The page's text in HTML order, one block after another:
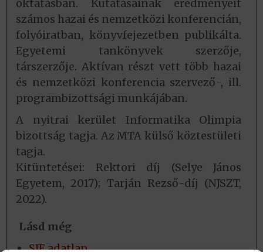
oktatásban. Kutatásainak eredményeit
számos hazai és nemzetközi konferencián,
folyóiratban, könyvfejezetben publikálta.
Egyetemi tankönyvek szerzője,
társzerzője. Aktívan részt vett több hazai
és nemzetközi konferencia szervező-, ill.
programbizottsági munkájában.
A nyitrai kerület Informatika Olimpia
bizottság tagja. Az MTA külső köztestületi
tagja.
Kitüntetései: Rektori díj (Selye János
Egyetem, 2017); Tarján Rezső-díj (NJSZT,
2022).
Lásd még
SJE adatlap